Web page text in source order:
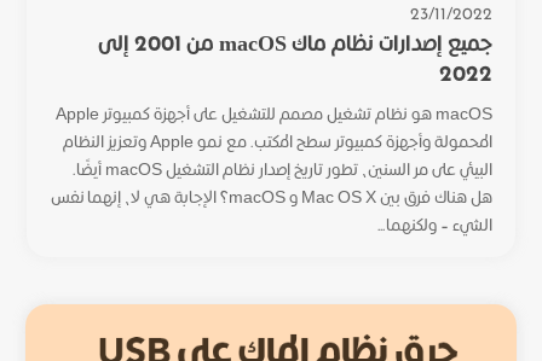
23/11/2022
جميع إصدارات نظام ماك macOS من 2001 إلى
2022
macOS هو نظام تشغيل مصمم للتشغيل على أجهزة كمبيوتر Apple
المحمولة وأجهزة كمبيوتر سطح المكتب. مع نمو Apple وتعزيز النظام
البيئي على مر السنين، تطور تاريخ إصدار نظام التشغيل macOS أيضًا.
هل هناك فرق بين Mac OS X و macOS؟ الإجابة هي لا، إنهما نفس
الشيء – ولكنهما...